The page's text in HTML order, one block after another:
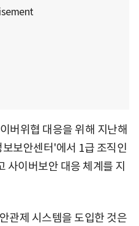
버위협 대응을 위해 지난해
보안센터'에서 1급 조직인
사이버보안 대응 체계를 지
관제 시스템을 도입한 것은